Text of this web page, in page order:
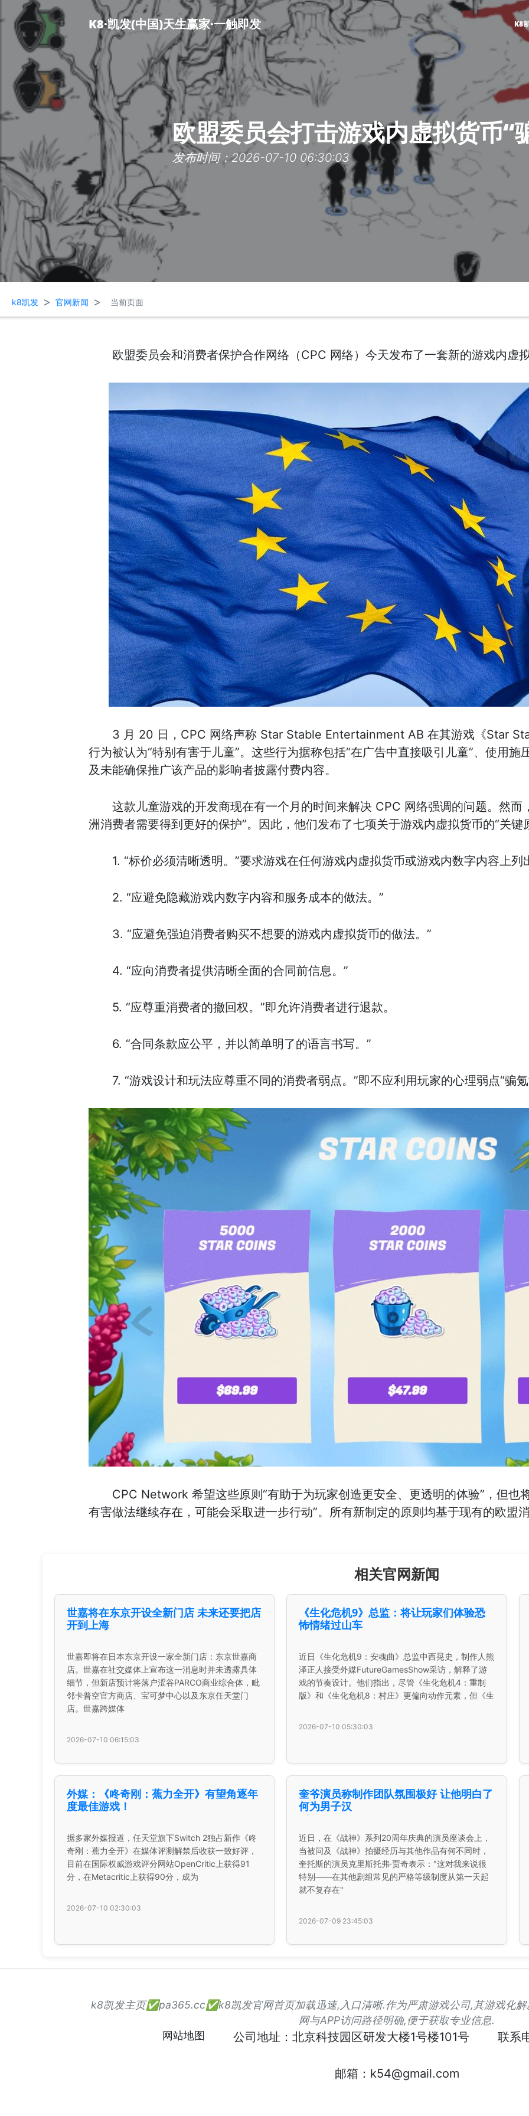
K8·凯发(中国)天生赢家·一触即发 K8
欧盟委员会打击游戏内虚拟货币“
发布时间：2026-07-10 06:30:03
k8凯发 > 官网新闻 > 当前页面
欧盟委员会和消费者保护合作网络（CPC 网络）今天发布了一套新的游戏内虚
3 月 20 日，CPC 网络声称 Star Stable Entertainment AB 在其游戏《Star
行为被认为“特别有害于儿童”。这些行为据称包括“在广告中直接吸引儿童”、使用
及未能确保推广该产品的影响者披露付费内容。
这款儿童游戏的开发商现在有一个月的时间来解决 CPC 网络强调的问题。然而
洲消费者需要得到更好的保护”。因此，他们发布了七项关于游戏内虚拟货币的“关键
1. “标价必须清晰透明。”要求游戏在任何游戏内虚拟货币或游戏内数字内容上
2. “应避免隐藏游戏内数字内容和服务成本的做法。”
3. “应避免强迫消费者购买不想要的游戏内虚拟货币的做法。”
4. “应向消费者提供清晰全面的合同前信息。”
5. “应尊重消费者的撤回权。”即允许消费者进行退款。
6. “合同条款应公平，并以简单明了的语言书写。”
7. “游戏设计和玩法应尊重不同的消费者弱点。”即不应利用玩家的心理弱点“骗
CPC Network 希望这些原则“有助于为玩家创造更安全、更透明的体验”，但也
有害做法继续存在，可能会采取进一步行动”。所有新制定的原则均基于现有的欧盟
相关官网新闻
世嘉将在东京开设全新门店 未来还要把店
开到上海
世嘉即将在日本东京开设一家全新门店：东京世嘉商
店。世嘉在社交媒体上宣布这一消息时并未透露具体
细节，但新店预计将落户涩谷PARCO商业综合体，毗
邻卡普空官方商店、宝可梦中心以及东京任天堂门
店。世嘉跨媒体
2026-07-10 06:15:03
《生化危机9》总监：将让玩家们体验恐
怖情绪过山车
近日《生化危机9：安魂曲》总监中西晃史，制作人熊
泽正人接受外媒FutureGamesShow采访，解释了游
戏的节奏设计。他们指出，尽管《生化危机4：重制
版》和《生化危机8：村庄》更偏向动作元素，但《生
2026-07-10 05:30:03
外媒：《咚奇刚：蕉力全开》有望角逐年
度最佳游戏！
据多家外媒报道，任天堂旗下Switch 2独占新作《咚
奇刚：蕉力全开》在媒体评测解禁后收获一致好评，
目前在国际权威游戏评分网站OpenCritic上获得91
分，在Metacritic上获得90分，成为
2026-07-10 02:30:03
奎爷演员称制作团队氛围极好 让他明白了
何为男子汉
近日，在《战神》系列20周年庆典的演员座谈会上，
当被问及《战神》拍摄经历与其他作品有何不同时，
奎托斯的演员克里斯托弗·贾奇表示："这对我来说很
特别——在其他剧组常见的严格等级制度从第一天起
就不复存在"
2026-07-09 23:45:03
k8凯发主页✅pa365.cc✅k8凯发官网首页加载迅速,入口清晰.作为严肃游戏公司,其游戏化
网与APP访问路径明确,便于获取专业信息.
网站地图
公司地址：北京科技园区研发大楼1号楼101号 联系
邮箱：k54@gmail.com